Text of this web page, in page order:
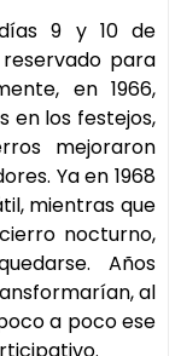
9 y 10 de
para
en 1966,
en los festejos,
mejoraron
Ya en 1968
mientras que
nocturno,
Años
al
a poco ese